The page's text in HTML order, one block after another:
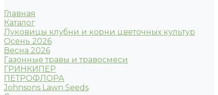
Главная
Каталог
Луковицы клубни и корни цветочных культур
Осень 2026
Весна 2026
Газонные травы и травосмеси
ГРИНКИПЕР
ПЕТРОФЛОРА
Johnsons Lawn Seeds